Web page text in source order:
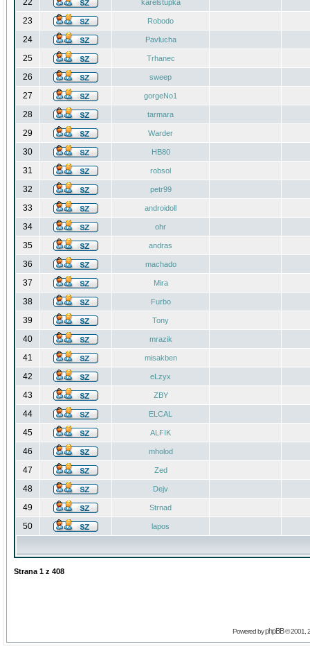
22 karelstupka
23 Robodo
24 Pavlucha
25 Trhanec
26 sweep
27 gorgeNo1
28 tarmara
29 Warder
30 HB80
31 robsol
32 petr99
33 androidoll
34 ohr
35 andras
36 machado
37 Mira
38 Furbo
39 Tony
40 mrazik
41 misakben
42 eLzyx
43 ZBY
44 ELCAL
45 ALFIK
46 mholod
47 Zed
48 Dejv
49 Strnad
50 lapos
Strana 1 z 408
Powered byphpBB© 2001,